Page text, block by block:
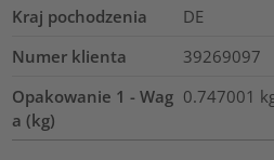
Kraj pochodzenia
DE
Numer klienta
39269097
Opakowanie 1 - Wag
a (kg)
0.747001